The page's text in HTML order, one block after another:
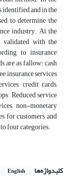
identified and in the
to determine the
industry. At the
validated with the
to insurance
are as fallow: cash
insurance services
credit cards,
, Reduced service
non-monetary
for customers and
four categories.
کلیدواژه‌ها English